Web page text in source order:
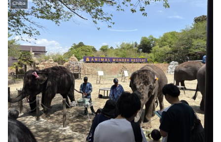
Chiba